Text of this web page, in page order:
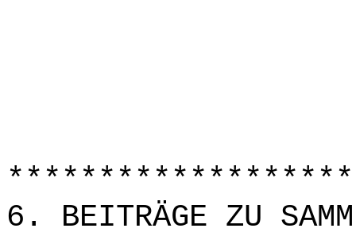
6. BEITRÄGE ZU